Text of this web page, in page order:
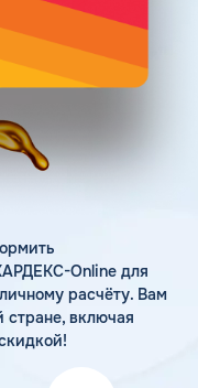
Online для
расчёту. Вам
стране, включая